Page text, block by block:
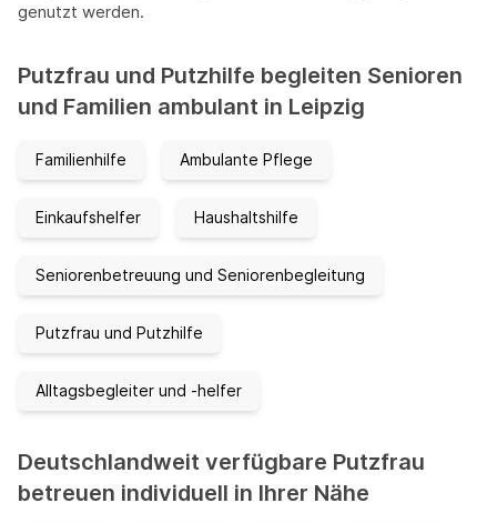
genutzt werden.
Putzfrau und Putzhilfe begleiten Senioren
und Familien ambulant in Leipzig
Familienhilfe Ambulante Pflege
Einkaufshelfer Haushaltshilfe
Seniorenbetreuung und Seniorenbegleitung
Putzfrau und Putzhilfe
Alltagsbegleiter und -helfer
Deutschlandweit verfügbare Putzfrau
betreuen individuell in Ihrer Nähe